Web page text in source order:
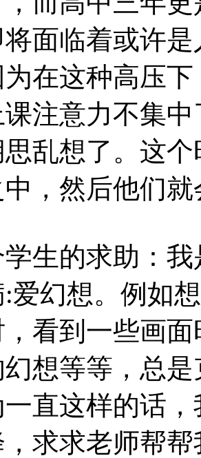
将面临着或许
在这种高压
注意力不集
乱想了。这
，然后他们
生的求助：
爱幻想。例如
看到一些画
想等等，总
直这样的话
求求老师帮